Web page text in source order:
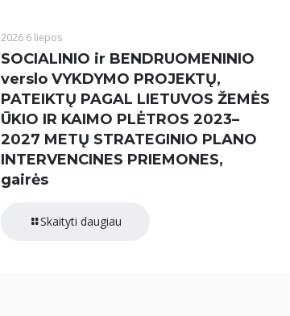
2026 6 liepos
SOCIALINIO ir BENDRUOMENINIO
verslo VYKDYMO PROJEKTŲ,
PATEIKTŲ PAGAL LIETUVOS ŽEMĖS
ŪKIO IR KAIMO PLĖTROS 2023–
2027 METŲ STRATEGINIO PLANO
INTERVENCINES PRIEMONES,
gairės
Skaityti daugiau